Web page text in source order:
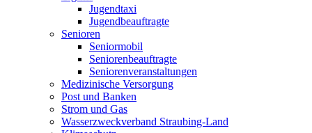
Jugendtaxi
Jugendbeauftragte
Senioren
Seniormobil
Seniorenbeauftragte
Seniorenveranstaltungen
Medizinische Versorgung
Post und Banken
Strom und Gas
Wasserzweckverband Straubing-Land